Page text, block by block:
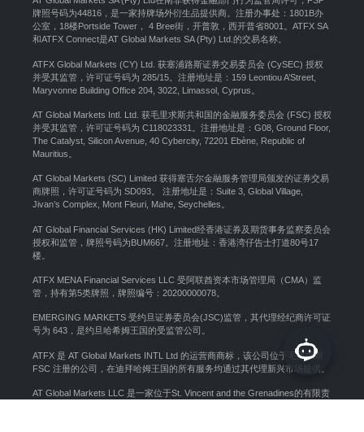
牌照号码为44816，是一家持牌场外衍生品提供商。注册办事处：1801B办
公室，18楼Portside Tower， 4 Bree街，开普敦，西开普省8001。ATFX SA
和ATFX Connect是AT Global Markets SA (Pty) Ltd.的交易名称。
ATFX Global Markets (CY) Ltd. 获塞浦路斯证券交易委员会 (CySEC) 授权
并受其监管，许可证号码为 285/15。注册地址是：159 Leontiou A’Street,
Maryvonne Building Office 204, 3022, Limassol, Cyprus。
AT Global Markets Intl. Ltd. 获毛里求斯共和国的金融服务委员会 (FSC) 授权
并受其监管，许可证号码为 C118023331。注册地址是：G08, Ground Floor,
The Catalyst, Silicon Avenue, 40 Cybercity, 72201 Ebène, Republic of
Mauritius。
AT Global Markets (SC) Limited 获得塞舌尔金融服务管理局颁发的证券交易
商牌照，许可证号码为 SD093。 注册地址是：Suite 3, Global Village,
Jivan’s Complex, Mont Fleuri, Mahe, Seychelles。
AT Global Financial Services (HK) Limited经香港证券及期货事务监察委员会
授权和监管，牌照号码为BUM667。注册地址：香港湾仔告士打道80号17
楼。
ATFX MENA Financial Services LLC 受阿联酋资本市场管理局（CMA）监
管，持有第5类牌照，牌照编号：20200000078。
EMERGING MARKETS 受约旦证券委员会(JSC)监管，其代理经纪商许可证
号为 643，是约旦哈希姆王国的受监管公司。
ATFX 是 AT Global Markets INTL Ltd 的运营商商标，该公司位于毛里求斯
FSC 注册的公司，在迪拜哈姆王国的所有服务均通过其代理新兴市场提供。
AT Global Markets LLC 是一家位于St. Vincent and the Grenadines的有限责